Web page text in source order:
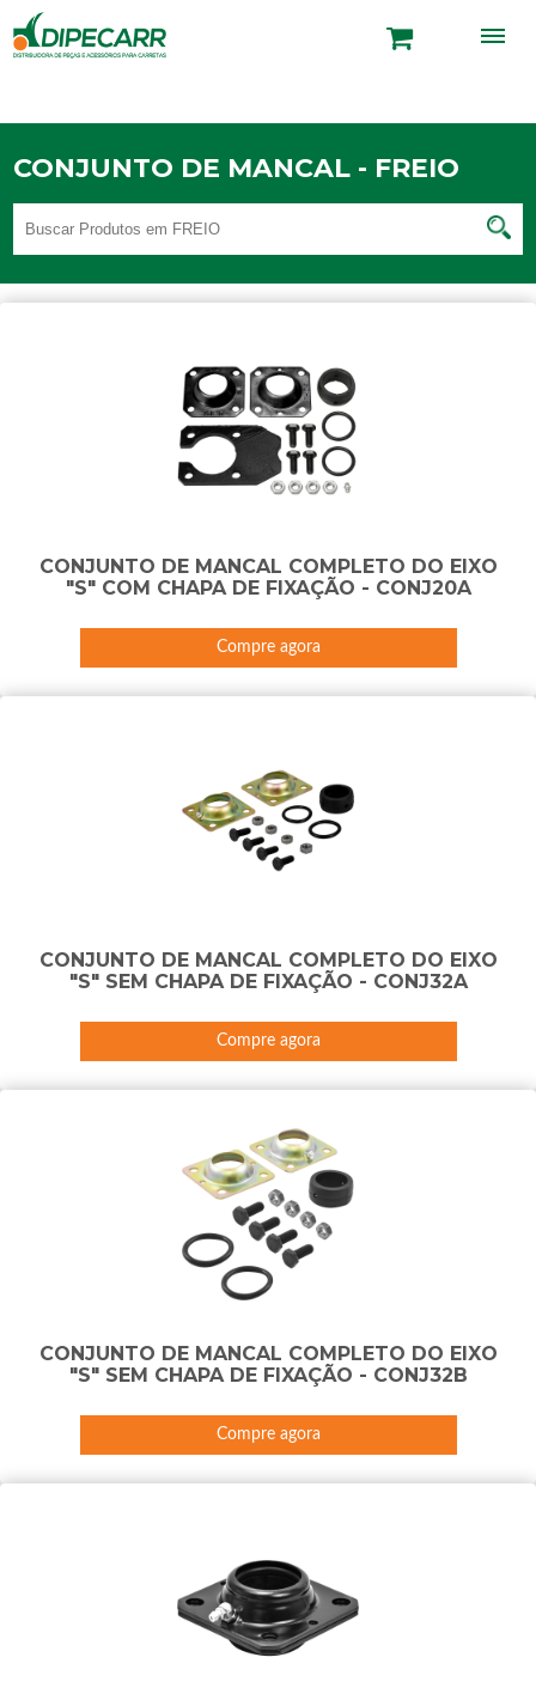
CONJUNTO DE MANCAL - FREIO
CONJUNTO DE MANCAL COMPLETO DO EIXO
"S" COM CHAPA DE FIXAÇÃO - CONJ20A
Compre agora
CONJUNTO DE MANCAL COMPLETO DO EIXO
"S" SEM CHAPA DE FIXAÇÃO - CONJ32A
Compre agora
CONJUNTO DE MANCAL COMPLETO DO EIXO
"S" SEM CHAPA DE FIXAÇÃO - CONJ32B
Compre agora